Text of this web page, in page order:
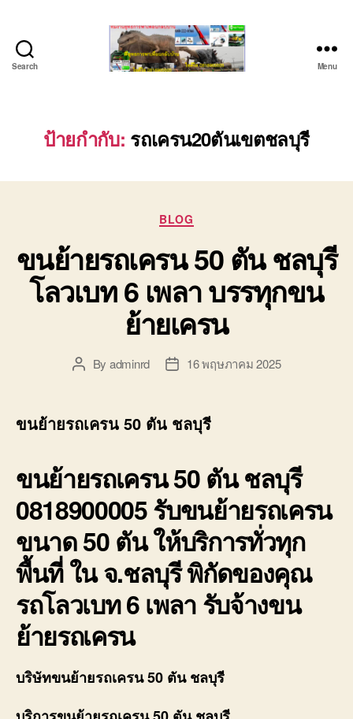
Search
ยก
ของ
ติดต่อ
0640711613,
Menu
ป้ายกำกับ: รถเครน20ตันเขตชลบุรี
Categories
BLOG
ขนย้ายรถเครน 50 ตัน ชลบุรี
โลวเบท 6 เพลา บรรทุกขน
ย้ายเครน
PostBy adminrd
Post16 พฤษภาคม 2025
ขนย้ายรถเครน 50 ตัน ชลบุรี
ขนย้ายรถเครน 50 ตัน ชลบุรี
0818900005 รับขนย้ายรถเครน
ขนาด 50 ตัน ให้บริการทั่วทุก
พื้นที่ ใน จ.ชลบุรี พิกัดของคุณ
รถโลวเบท 6 เพลา รับจ้างขน
ย้ายรถเครน
บริษัทขนย้ายรถเครน 50 ตัน ชลบุรี